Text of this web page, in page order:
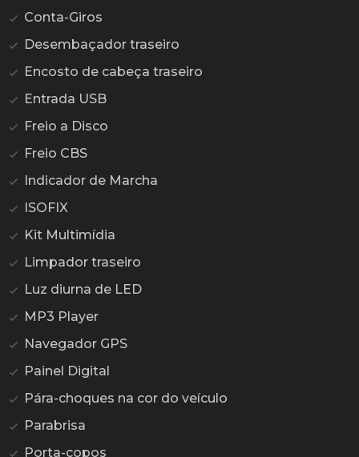
Conta-Giros
Desembaçador traseiro
Encosto de cabeça traseiro
Entrada USB
Freio a Disco
Freio CBS
Indicador de Marcha
ISOFIX
Kit Multimídia
Limpador traseiro
Luz diurna de LED
MP3 Player
Navegador GPS
Painel Digital
Pára-choques na cor do veículo
Parabrisa
Porta-copos